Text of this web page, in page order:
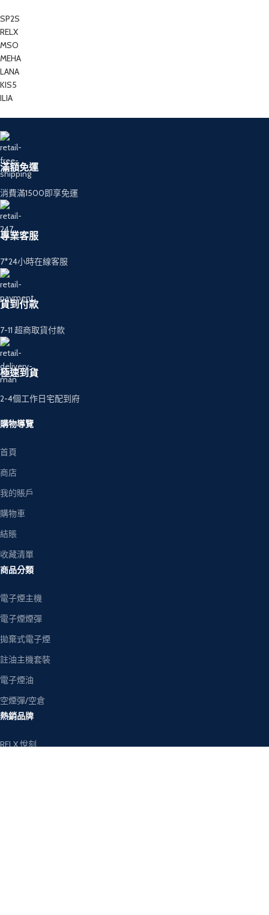
SP2S
RELX
MSO
MEHA
LANA
KIS5
ILIA
滿額免運
消費滿1500即享免運
專業客服
7*24小時在線客服
貨到付款
7-11 超商取貨付款
極速到貨
2-4個工作日宅配到府
購物導覽
首頁
商店
我的賬戶
購物車
結賬
收藏清單
商品分類
電子煙主機
電子煙煙彈
拋棄式電子煙
註油主機套裝
電子煙油
空煙彈/空倉
熱銷品牌
RELX 悅刻